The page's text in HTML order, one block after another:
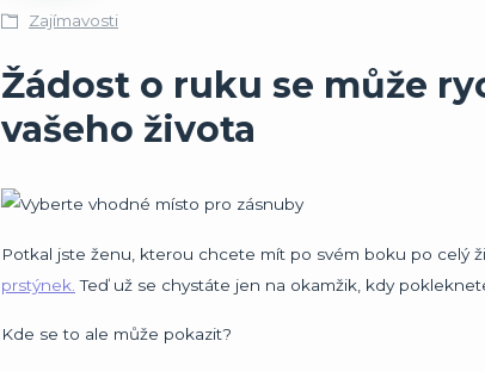
Zajímavosti
Žádost o ruku se může
vašeho života
Potkal jste ženu, kterou chcete mít po svém boku po celý
prstýnek. Teď už se chystáte jen na okamžik, kdy
Kde se to ale může pokazit?